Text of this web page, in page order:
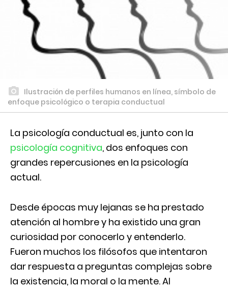
Ilustración de perfiles humanos en línea, símbolo de
enfoque psicológico o terapia conductual
La psicología conductual es, junto con la
psicología cognitiva, dos enfoques con
grandes repercusiones en la psicología
actual.
Desde épocas muy lejanas se ha prestado
atención al hombre y ha existido una gran
curiosidad por conocerlo y entenderlo.
Fueron muchos los filósofos que intentaron
dar respuesta a preguntas complejas sobre
la existencia, la moral o la mente. Al